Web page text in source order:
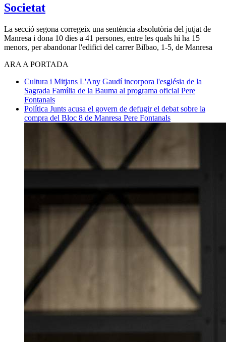
Societat
La secció segona corregeix una sentència absolutòria del jutjat de
Manresa i dona 10 dies a 41 persones, entre les quals hi ha 15
menors, per abandonar l'edifici del carrer Bilbao, 1-5, de Manresa
ARA A PORTADA
Cultura i Mitjans L'Any Gaudí incorpora l'església de la
Sagrada Família de la Bauma al programa oficial Pere
Fontanals
Política Junts acusa el govern de defugir el debat sobre la
compra del Bloc 8 de Manresa Pere Fontanals